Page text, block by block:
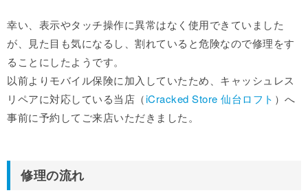
幸い、表示やタッチ操作に異常はなく使用できていました
が、見た目も気になるし、割れていると危険なので修理をす
ることにしたようです。
以前よりモバイル保険に加入していたため、キャッシュレス
リペアに対応している当店（iCracked Store 仙台ロフト ）へ
事前に予約してご来店いただきました。
修理の流れ